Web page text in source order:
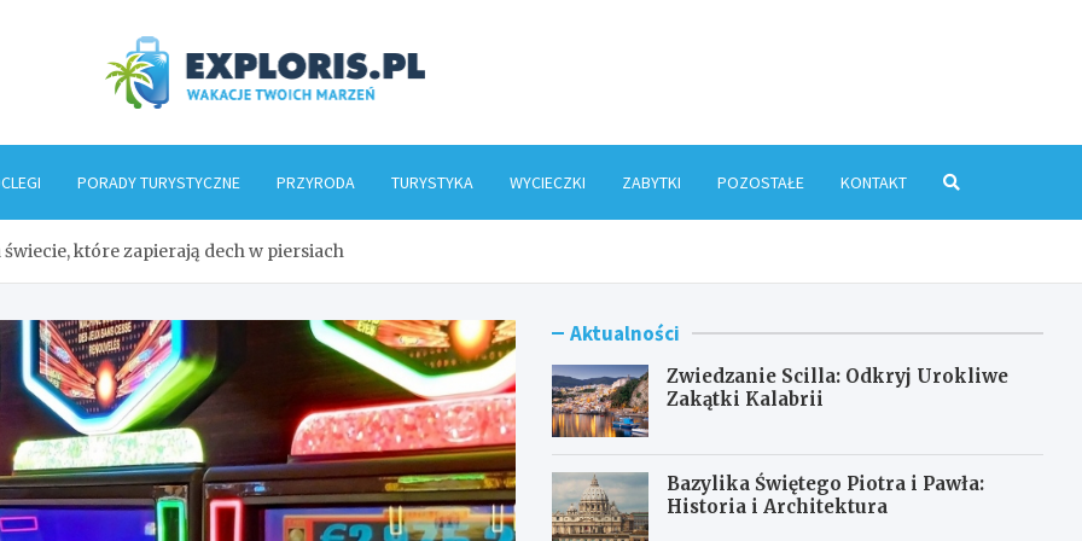
PORADY TURYSTYCZNE PRZYRODA TURYSTYKA WYCIECZKI ZABYTKI POZOSTAŁE KONTAKT
które zapierają dech w piersiach
Aktualności
Zwiedzanie Scilla: Odkryj Urokliwe
Zakątki Kalabrii
Bazylika Świętego Piotra i Pawła:
Historia i Architektura